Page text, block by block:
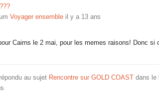
Voyager ensemble il y a 13 ans
Cairns le 2 mai, pour les memes raisons! Donc si
au sujet Rencontre sur GOLD COAST dans le